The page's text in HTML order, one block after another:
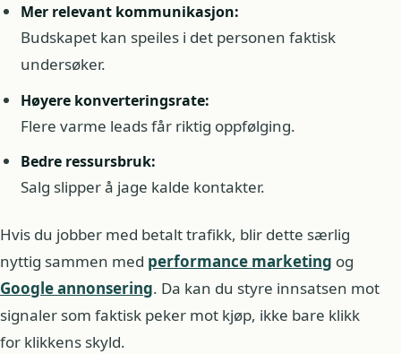
Mer relevant kommunikasjon:
Budskapet kan speiles i det personen faktisk
undersøker.
Høyere konverteringsrate:
Flere varme leads får riktig oppfølging.
Bedre ressursbruk:
Salg slipper å jage kalde kontakter.
Hvis du jobber med betalt trafikk, blir dette særlig
nyttig sammen med performance marketing og
Google annonsering. Da kan du styre innsatsen mot
signaler som faktisk peker mot kjøp, ikke bare klikk
for klikkens skyld.